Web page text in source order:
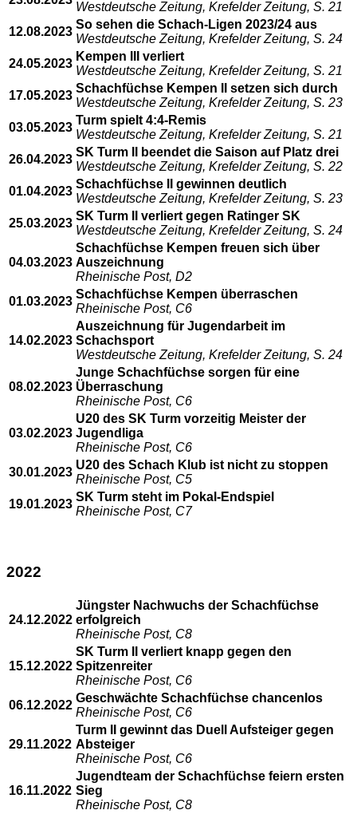
Westdeutsche Zeitung, Krefelder Zeitung, S. 21
12.08.2023
So sehen die Schach-Ligen 2023/24 aus
Westdeutsche Zeitung, Krefelder Zeitung, S. 24
24.05.2023
Kempen III verliert
Westdeutsche Zeitung, Krefelder Zeitung, S. 21
17.05.2023
Schachfüchse Kempen II setzen sich durch
Westdeutsche Zeitung, Krefelder Zeitung, S. 23
03.05.2023
Turm spielt 4:4-Remis
Westdeutsche Zeitung, Krefelder Zeitung, S. 21
26.04.2023
SK Turm II beendet die Saison auf Platz drei
Westdeutsche Zeitung, Krefelder Zeitung, S. 22
01.04.2023
Schachfüchse II gewinnen deutlich
Westdeutsche Zeitung, Krefelder Zeitung, S. 23
25.03.2023
SK Turm II verliert gegen Ratinger SK
Westdeutsche Zeitung, Krefelder Zeitung, S. 24
04.03.2023
Schachfüchse Kempen freuen sich über
Auszeichnung
Rheinische Post, D2
01.03.2023
Schachfüchse Kempen überraschen
Rheinische Post, C6
14.02.2023
Auszeichnung für Jugendarbeit im
Schachsport
Westdeutsche Zeitung, Krefelder Zeitung, S. 24
08.02.2023
Junge Schachfüchse sorgen für eine
Überraschung
Rheinische Post, C6
03.02.2023
U20 des SK Turm vorzeitig Meister der
Jugendliga
Rheinische Post, C6
30.01.2023
U20 des Schach Klub ist nicht zu stoppen
Rheinische Post, C5
19.01.2023
SK Turm steht im Pokal-Endspiel
Rheinische Post, C7
2022
24.12.2022
Jüngster Nachwuchs der Schachfüchse
erfolgreich
Rheinische Post, C8
15.12.2022
SK Turm II verliert knapp gegen den
Spitzenreiter
Rheinische Post, C6
06.12.2022
Geschwächte Schachfüchse chancenlos
Rheinische Post, C6
29.11.2022
Turm II gewinnt das Duell Aufsteiger gegen
Absteiger
Rheinische Post, C6
16.11.2022
Jugendteam der Schachfüchse feiern ersten
Sieg
Rheinische Post, C8